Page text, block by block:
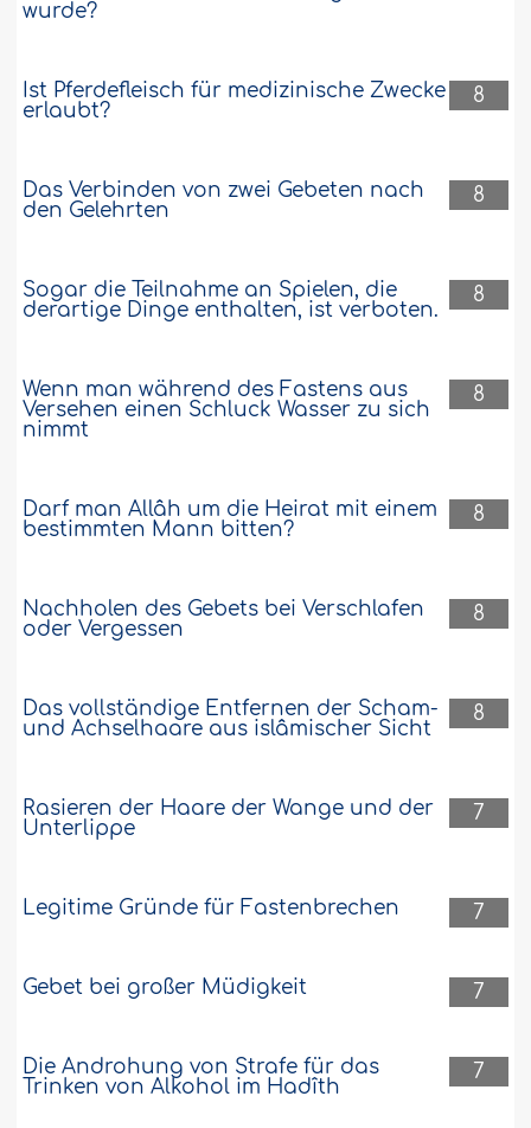
wurde?
8
Ist Pferdefleisch für medizinische Zwecke
erlaubt?
8
Das Verbinden von zwei Gebeten nach
den Gelehrten
8
Sogar die Teilnahme an Spielen, die
derartige Dinge enthalten, ist verboten.
8
Wenn man während des Fastens aus
Versehen einen Schluck Wasser zu sich
nimmt
8
Darf man Allâh um die Heirat mit einem
bestimmten Mann bitten?
8
Nachholen des Gebets bei Verschlafen
oder Vergessen
8
Das vollständige Entfernen der Scham-
und Achselhaare aus islâmischer Sicht
7
Rasieren der Haare der Wange und der
Unterlippe
7
Legitime Gründe für Fastenbrechen
7
Gebet bei großer Müdigkeit
7
Die Androhung von Strafe für das
Trinken von Alkohol im Hadîth